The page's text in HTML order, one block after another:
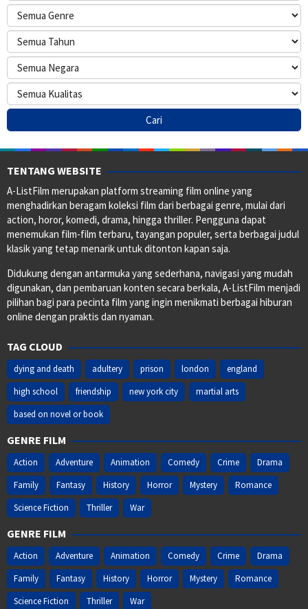
TENTANG WEBSITE
A-ListFilm merupakan platform streaming film online yang
menghadirkan beragam koleksi film dari berbagai genre, mulai dari
action, horor, komedi, drama, hingga thriller. Pengguna dapat
menemukan film-film terbaru, tayangan populer, serta berbagai judul
klasik yang tetap menarik untuk ditonton kapan saja.
Didukung dengan antarmuka yang sederhana, navigasi yang mudah
digunakan, dan pembaruan konten secara berkala, A-ListFilm menjadi
pilihan bagi para pecinta film yang ingin menikmati berbagai hiburan
online dengan praktis dan nyaman.
TAG CLOUD
dying and death adultery prison london
england
high school
friendship new york city
martial arts
based on novel or book
GENRE FILM
Action Adventure Animation Comedy Crime
Drama
Family
Fantasy History Horror Mystery
Romance
Science Fiction
Thriller War
GENRE FILM
Action Adventure Animation Comedy Crime
Drama
Family
Fantasy History Horror Mystery
Romance
Science Fiction
Thriller War